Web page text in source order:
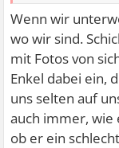
Wenn wir
wo wir sind.
mit Fotos von
Enkel dabei ein,
uns selten auf
auch immer, wie
ob er ein